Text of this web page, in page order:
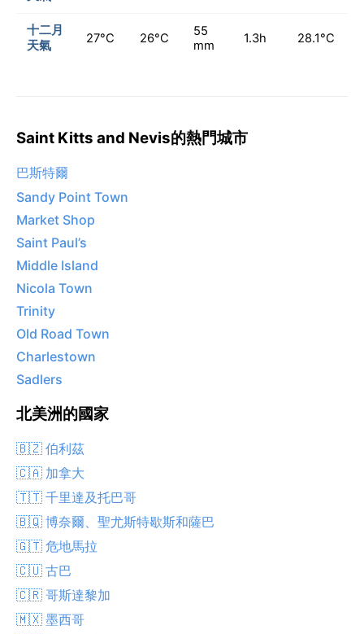
十二月
天氣
27°C 26°C
55
mm
1.3h 28.1°C
Saint Kitts and Nevis的熱門城市
巴斯特爾
Sandy Point Town
Market Shop
Saint Paul’s
Middle Island
Nicola Town
Trinity
Old Road Town
Charlestown
Sadlers
北美洲的國家
🇧🇿 伯利茲
🇨🇦 加拿大
🇹🇹 千里達及托巴哥
🇧🇶 博奈爾、聖尤斯特歇斯和薩巴
🇬🇹 危地馬拉
🇨🇺 古巴
🇨🇷 哥斯達黎加
🇲🇽 墨西哥